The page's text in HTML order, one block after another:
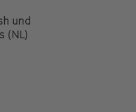
und
(NL)